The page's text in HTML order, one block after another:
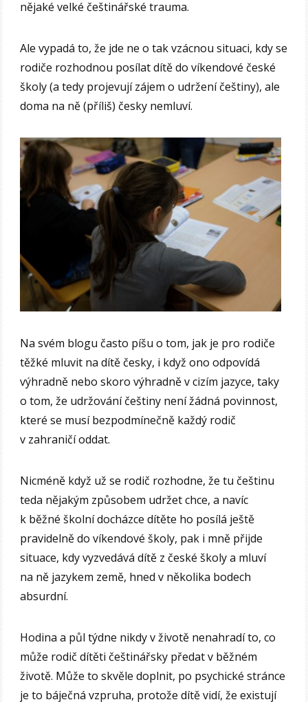
nějaké velké češtinářské trauma.
Ale vypadá to, že jde ne o tak vzácnou situaci, kdy se
rodiče rozhodnou posílat dítě do víkendové české
školy (a tedy projevují zájem o udržení češtiny), ale
doma na ně (příliš) česky nemluví.
Na svém blogu často píšu o tom, jak je pro rodiče
těžké mluvit na dítě česky, i když ono odpovídá
výhradně nebo skoro výhradně v cizím jazyce, taky
o tom, že udržování češtiny není žádná povinnost,
které se musí bezpodmínečně každý rodič
v zahraničí oddat.
Nicméně když už se rodič rozhodne, že tu češtinu
teda nějakým způsobem udržet chce, a navíc
k běžné školní docházce dítěte ho posílá ještě
pravidelně do víkendové školy, pak i mně přijde
situace, kdy vyzvedává dítě z české školy a mluví
na ně jazykem země, hned v několika bodech
absurdní.
Hodina a půl týdne nikdy v životě nenahradí to, co
může rodič dítěti češtinářsky předat v běžném
životě. Může to skvěle doplnit, po psychické stránce
je to báječná vzpruha, protože dítě vidí, že existují